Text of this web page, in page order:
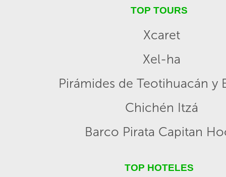
TOP TOURS
Xcaret
Xel-ha
Pirámides de Teotihuacán y
Chichén Itzá
Barco Pirata Capitan
TOP HOTELES